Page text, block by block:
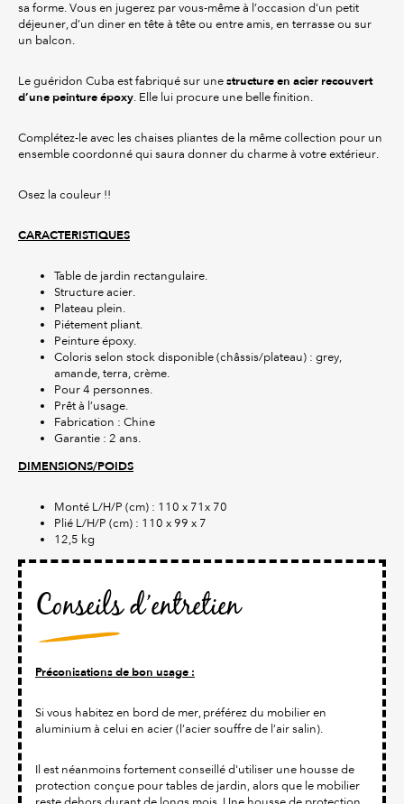
sa forme. Vous en jugerez par vous-même à l’occasion d'un petit
déjeuner, d’un diner en tête à tête ou entre amis, en terrasse ou sur
un balcon.
Le guéridon Cuba est fabriqué sur une structure en acier recouvert
d’une peinture époxy. Elle lui procure une belle finition.
Complétez-le avec les chaises pliantes de la même collection pour un
ensemble coordonné qui saura donner du charme à votre extérieur.
Osez la couleur !!
CARACTERISTIQUES
Table de jardin rectangulaire.
Structure acier.
Plateau plein.
Piétement pliant.
Peinture époxy.
Coloris selon stock disponible (châssis/plateau) : grey,
amande, terra, crème.
Pour 4 personnes.
Prêt à l’usage.
Fabrication : Chine
Garantie : 2 ans.
DIMENSIONS/POIDS
Monté L/H/P (cm) : 110 x 71x 70
Plié L/H/P (cm) : 110 x 99 x 7
12,5 kg
Conseils d’entretien
Préconisations de bon usage :
Si vous habitez en bord de mer, préférez du mobilier en
aluminium à celui en acier (l’acier souffre de l’air salin).
Il est néanmoins fortement conseillé d'utiliser une housse de
protection conçue pour tables de jardin, alors que le mobilier